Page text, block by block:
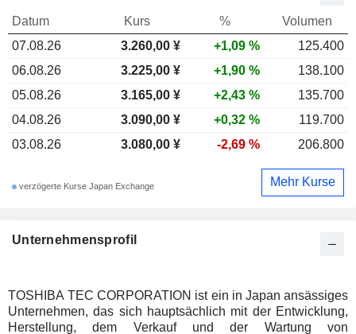
Unternehmensprofil
TOSHIBA TEC CORPORATION ist ein in Japan ansässiges
Unternehmen, das sich hauptsächlich mit der Entwicklung,
Herstellung, dem Verkauf und der Wartung von
Datum Kurs %
Volumen
07.08.26
3.260,00 ¥ +1,09 %
125.400
06.08.26
3.225,00 ¥ +1,90 %
138.100
05.08.26
3.165,00 ¥ +2,43 %
135.700
04.08.26
3.090,00 ¥ +0,32 %
119.700
03.08.26
3.080,00 ¥ -2,69 % 206.800
verzögerte Kurse Japan Exchange Mehr Kurse